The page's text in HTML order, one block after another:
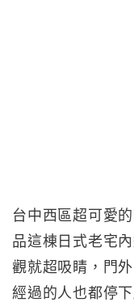
台中西區超可愛
品這棟日式老宅
觀就超吸睛，門
經過的人也都停下